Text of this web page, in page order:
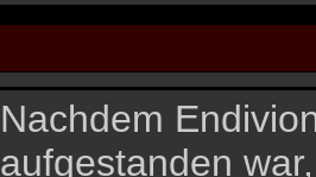
Nachdem
aufgestanden